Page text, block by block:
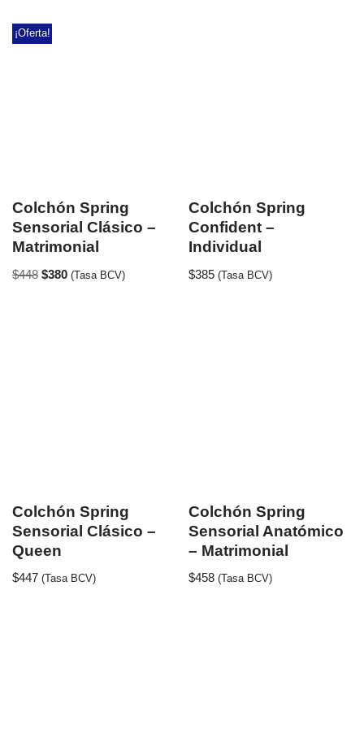
¡Oferta!
Colchón Spring
Sensorial Clásico –
Matrimonial
$448 $380 (Tasa BCV)
Colchón Spring
Confident –
Individual
$385 (Tasa BCV)
Colchón Spring
Sensorial Clásico –
Queen
$447 (Tasa BCV)
Colchón Spring
Sensorial Anatómico
– Matrimonial
$458 (Tasa BCV)